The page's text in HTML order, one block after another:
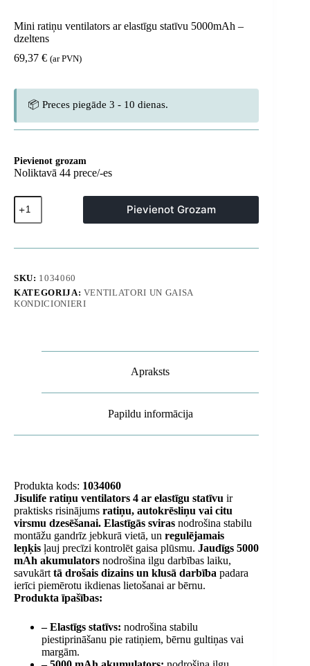
Mini ratiņu ventilators ar elastīgu statīvu 5000mAh –
dzeltens
69,37 € (ar PVN)
📦 Preces piegāde 3 - 10 dienas.
Pievienot grozam
Noliktavā 44 prece/-es
Mini
ratiņu
ventilators
elastīgu
-
dzeltens
daudzums
Pievienot Grozam
SKU: 1034060
KATEGORIJA: VENTILATORI UN GAISA
KONDICIONIERI
Apraksts
Papildu informācija
Produkta kods: 1034060
Jisulife ratiņu ventilators 4 ar elastīgu statīvu ir
praktisks risinājums ratiņu, autokrēsliņu vai citu
virsmu dzesēšanai. Elastīgās sviras nodrošina stabilu
montāžu gandrīz jebkurā vietā, un regulējamais
leņķis ļauj precīzi kontrolēt gaisa plūsmu. Jaudīgs 5000
mAh akumulators nodrošina ilgu darbības laiku,
savukārt tā drošais dizains un klusā darbība padara
ierīci piemērotu ikdienas lietošanai ar bērnu.
Produkta īpašības:
– Elastīgs statīvs: nodrošina stabilu
piestiprināšanu pie ratiņiem, bērnu gultiņas vai
margām.